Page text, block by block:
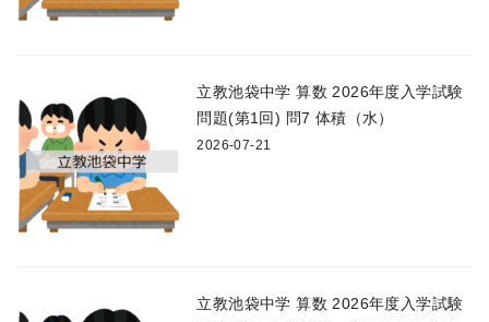
立教池袋中学 算数 2026年度入学試験
問題(第1回) 問7 体積（水）
2026-07-21
立教池袋中学 算数 2026年度入学試験